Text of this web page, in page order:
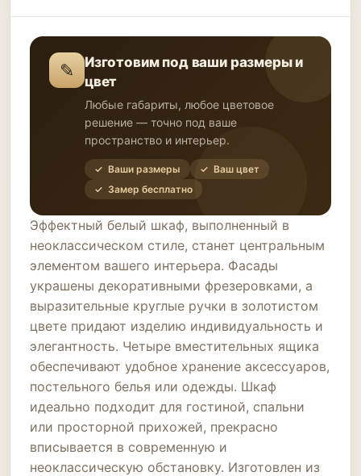
✎
Изготовим под ваши размеры и
цвет
Любые габариты, любое цветовое
решение — точно под ваше
пространство и интерьер.
✓ Ваши размеры
✓ Ваш цвет
✓ Замер бесплатно
Эффектный белый шкаф, выполненный в
неоклассическом стиле, станет центральным
элементом вашего интерьера. Фасады
украшены декоративными фрезеровками, а
выразительные круглые ручки в золотистом
цвете придают изделию индивидуальность и
элегантность. Четыре вместительных ящика
обеспечивают удобное хранение аксессуаров,
постельного белья или одежды. Шкаф
идеально подходит для гостиной, спальни
или просторной прихожей, прекрасно
вписывается в современную и
неоклассическую обстановку. Изготовлен из